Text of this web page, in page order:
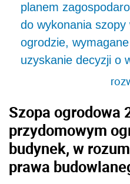
planem
do wykonania
ogrodzie,
uzyskanie decyzji o
Szopa ogrodowa
przydomowym
budynek, w
prawa